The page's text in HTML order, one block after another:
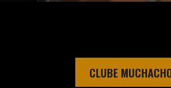
CLUBE